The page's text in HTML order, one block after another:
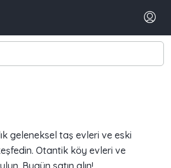
geleneksel taş evleri ve eski
Otantik köy evleri ve
Bugün satın alın!